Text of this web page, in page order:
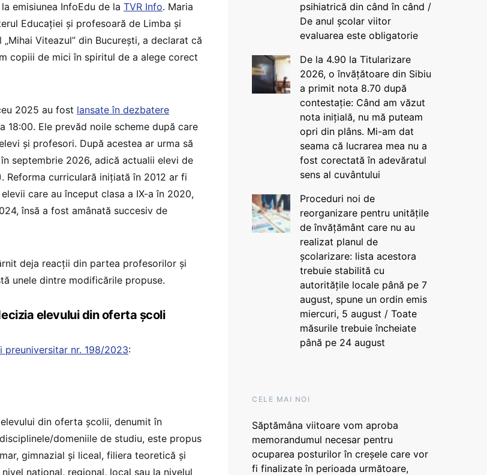
emisiunea InfoEdu de la TVR Info. Maria
Educației și profesoară de Limba și
Viteazul” din București, a declarat că
copiii de mici în spiritul de a alege corect
2025 au fost lansate în dezbatere
18:00. Ele prevăd noile scheme după care
și profesori. După acestea ar urma să
septembrie 2026, adică actualii elevi de
Reforma curriculară inițiată în 2012 ar fi
care au început clasa a IX-a în 2020,
însă a fost amânată succesiv de
deja reacții din partea profesorilor și
unele dintre modificările propuse.
elevului din oferta școli
preuniversitar nr. 198/2023:
din oferta școlii, denumit în
domeniile de studiu, este propus
gimnazial și liceal, filiera teoretică și
național, regional, local sau la nivelul
psihiatrică din când în când /
De anul școlar viitor
evaluarea este obligatorie
De la 4.90 la Titularizare
2026, o învățătoare din Sibiu
a primit nota 8.70 după
contestație: Când am văzut
nota inițială, nu mă puteam
opri din plâns. Mi-am dat
seama că lucrarea mea nu a
fost corectată în adevăratul
sens al cuvântului
Proceduri noi de
reorganizare pentru unitățile
de învățământ care nu au
realizat planul de
școlarizare: lista acestora
trebuie stabilită cu
autoritățile locale până pe 7
august, spune un ordin emis
miercuri, 5 august / Toate
măsurile trebuie încheiate
până pe 24 august
CELE MAI NOI
Săptămâna viitoare vom aproba
memorandumul necesar pentru
ocuparea posturilor în creșele care vor
fi finalizate în perioada următoare,